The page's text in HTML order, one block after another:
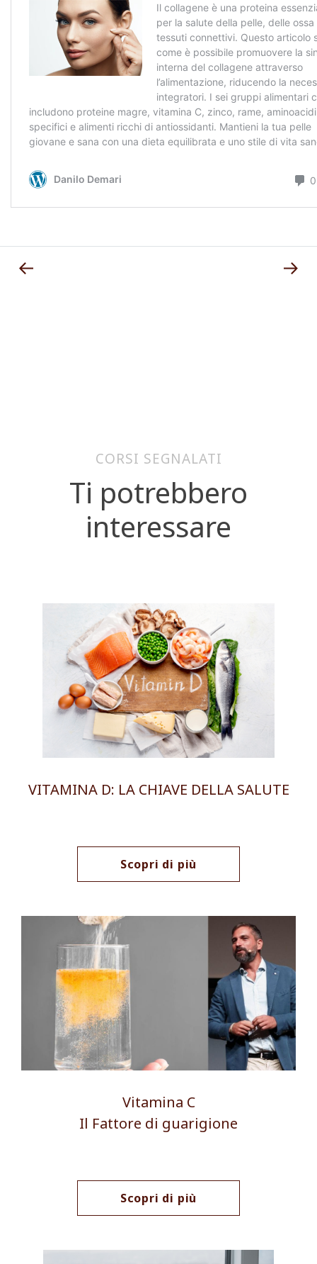
CORSI SEGNALATI
Ti potrebbero
interessare
VITAMINA D: LA CHIAVE DELLA SALUTE
Scopri di più
Vitamina C
Il Fattore di guarigione
Scopri di più